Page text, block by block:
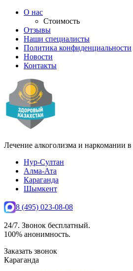
О нас
Стоимость
Отзывы
Наши специалисты
Политика конфиденциальности
Новости
Контакты
Лечение алкоголизма и наркомании в
Нур-Султан
Алма-Ата
Караганда
Шымкент
8 (495) 023-08-08
24/7. Звонок бесплатный.
100% анонимность.
Заказать звонок
Караганда